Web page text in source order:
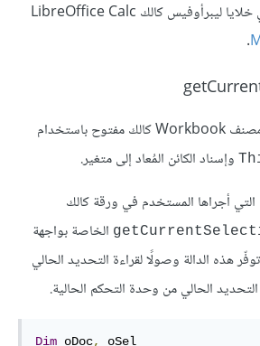
سنوضّح آلية التحديد في خلايا ليبرأوفيس كالك LibreOffice Calc
.
يجب أولًا الحصول على مصنف Workbook كالك مفتوح باستخدام
وإسناد الكائن المُعاد إلى متغير.
أجراها المستخدم في ورقة كالك
الخاصة بواجهة
هذه الدالة وصولًا لقراءة التحديد الحالي
الحالي من وحدة التحكم الحالية.
Dim oDoc,
oSel